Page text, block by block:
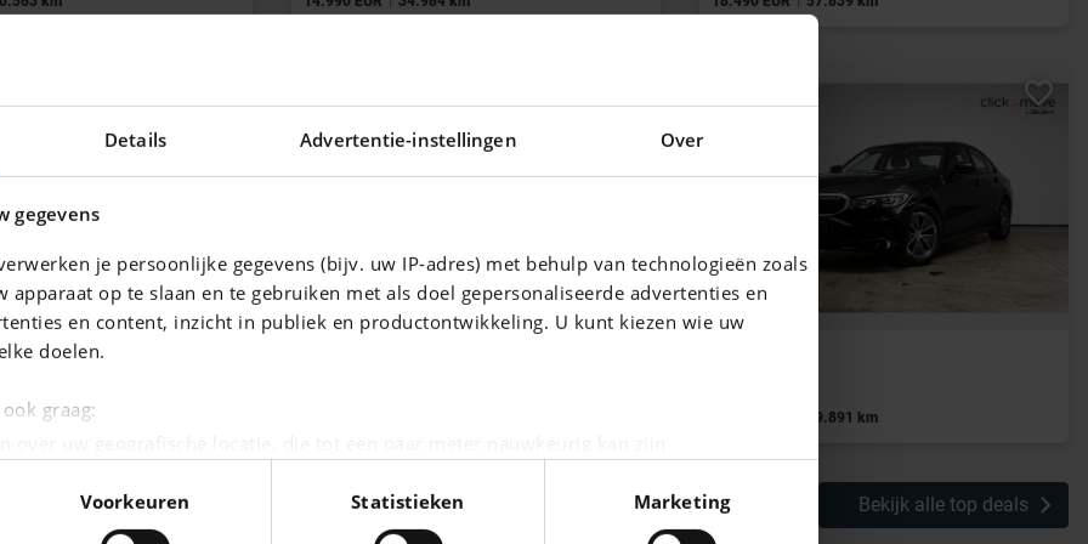
Details Advertentie-instellingen Over
gegevens
je persoonlijke gegevens (bijv. uw IP-adres) met behulp van technologieën zoals
op te slaan en te gebruiken met als doel gepersonaliseerde advertenties en
en content, inzicht in publiek en productontwikkeling. U kunt kiezen wie uw
doelen.
graag:
gegevens worden verwerkt en stel uw voorkeuren in het
detailgedeeltein. U
moment wijzigen of intrekken in de Cookieverklaring.
Voorkeuren Statistieken Marketing
km 69.891 km
Bekijk alle top deals